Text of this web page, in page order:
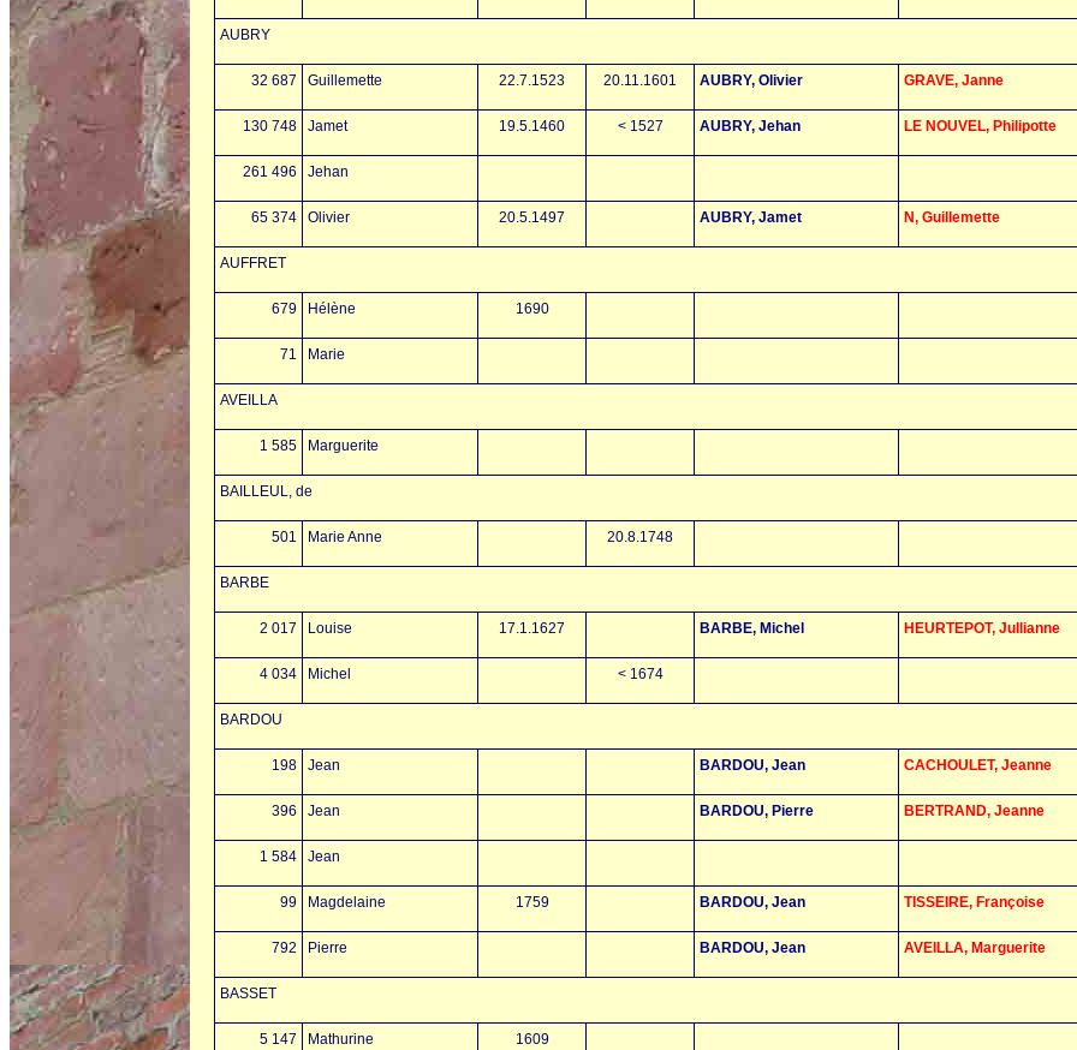
AUBRY
32 687 Guillemette 22.7.1523 20.11.1601 AUBRY, Olivier GRAVE, Janne
130 748 Jamet 19.5.1460 < 1527 AUBRY, Jehan LE NOUVEL, Philipotte
261 496 Jehan
65 374 Olivier 20.5.1497 AUBRY, Jamet N, Guillemette
AUFFRET
679 Hélène 1690
71 Marie
AVEILLA
1 585 Marguerite
BAILLEUL, de
501 Marie Anne 20.8.1748
BARBE
2 017 Louise 17.1.1627 BARBE, Michel HEURTEPOT, Jullianne
4 034 Michel < 1674
BARDOU
198 Jean BARDOU, Jean CACHOULET, Jeanne
396 Jean BARDOU, Pierre BERTRAND, Jeanne
1 584 Jean
99 Magdelaine 1759 BARDOU, Jean TISSEIRE, Françoise
792 Pierre BARDOU, Jean AVEILLA, Marguerite
BASSET
5 147 Mathurine 1609